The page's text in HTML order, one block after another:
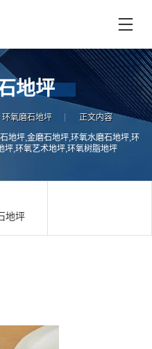
地坪
环氧磨石地坪 正文内容
地坪,金磨石地坪,环氧水磨石地坪,环
坪,环氧艺术地坪,环氧树脂地坪
地坪